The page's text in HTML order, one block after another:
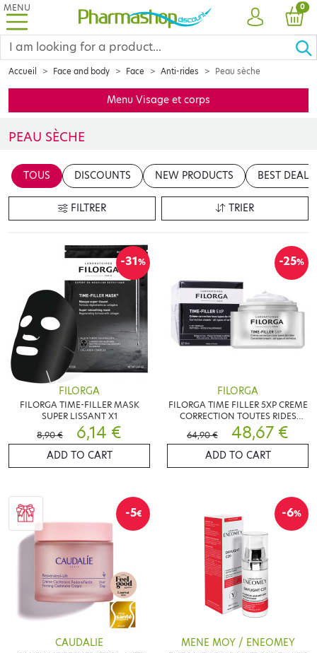
MENU
ACCOUNT
0
Accueil Face and body Face Anti-rides Peau sèche
Menu Visage et corps
PEAU SÈCHE
TOUS
DISCOUNTS NEW PRODUCTS BEST DEALS
FILTRER TRIER
-31%
FILORGA
FILORGA TIME-FILLER MASK
SUPER LISSANT X1
8,90 €
6,14 €
ADD TO CART
-25%
FILORGA
FILORGA TIME FILLER 5XP CREME
CORRECTION TOUTES RIDES
50ML
64,90 € 48,67 €
ADD TO CART
-5€
CAUDALIE
-6%
MENE MOY / ENEOMEY